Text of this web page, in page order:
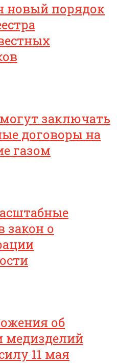
новый порядок
заключать
договоры на
газом
закон о
об
медизделий
11 мая